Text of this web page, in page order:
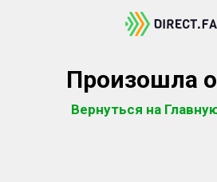
Произошла
Вернуться на